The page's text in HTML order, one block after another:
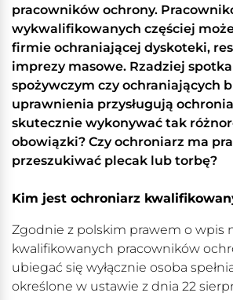
pracowników ochrony.
wykwalifikowanych częściej
firmie ochraniającej dyskoteki,
imprezy masowe. Rzadziej
spożywczym czy ochraniających
uprawnienia przysługują
skutecznie wykonywać tak
obowiązki? Czy ochroniarz ma
przeszukiwać plecak lub torbę?
Kim jest ochroniarz
Zgodnie z polskim prawem o wpis
kwalifikowanych pracowników
ubiegać się wyłącznie osoba
określone w ustawie z dnia 22